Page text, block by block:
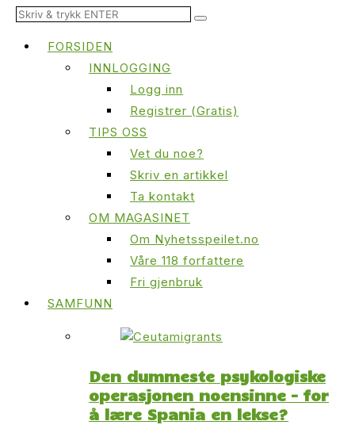
FORSIDEN
INNLOGGING
Logg inn
Registrer (Gratis)
TIPS OSS
Vet du noe?
Skriv en artikkel
Ta kontakt
OM MAGASINET
Om Nyhetsspeilet.no
Våre 118 forfattere
Fri gjenbruk
SAMFUNN
Den dummeste psykologiske
operasjonen noensinne – for
å lære Spania en lekse?